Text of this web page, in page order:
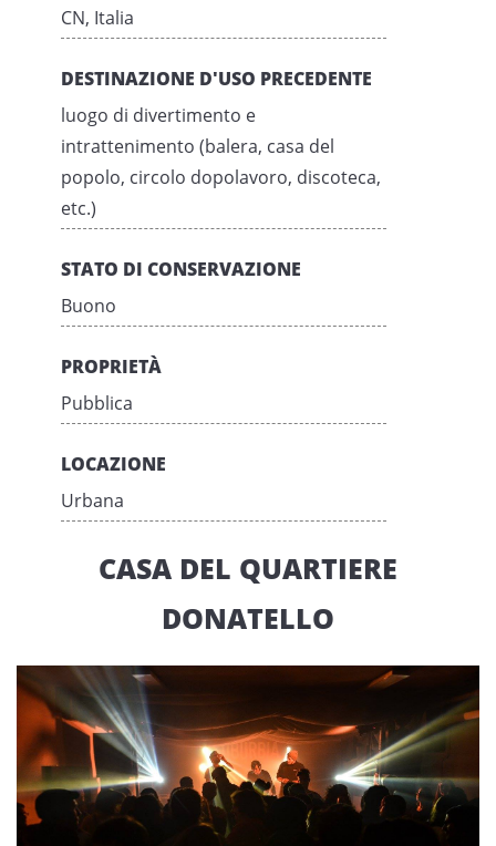
CN, Italia
DESTINAZIONE D'USO PRECEDENTE
luogo di divertimento e
intrattenimento (balera, casa del
popolo, circolo dopolavoro, discoteca,
etc.)
STATO DI CONSERVAZIONE
Buono
PROPRIETÀ
Pubblica
LOCAZIONE
Urbana
CASA DEL QUARTIERE
DONATELLO